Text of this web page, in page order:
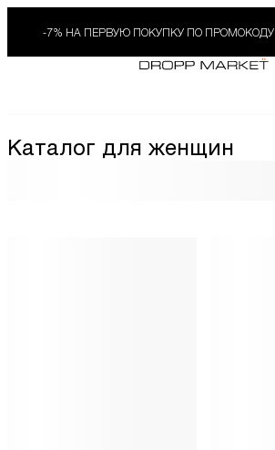
-7% НА ПЕРВУЮ ПОКУПКУ ПО ПРОМОКОДУ
Каталог для женщин